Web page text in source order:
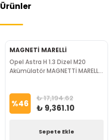
Ürünler
MAGNETİ MARELLİ
Opel Astra H 1.3 Dizel M20
Akümülatör MAGNETTİ MARELLİ
%46 ₺ 17,194.62
₺ 9,361.10
Sepete Ekle